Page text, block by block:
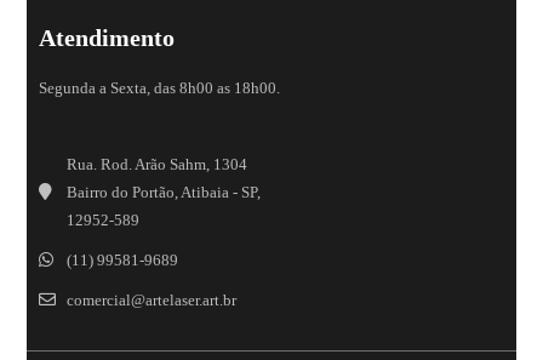
Atendimento
Segunda a Sexta, das 8h00 as 18h00.
Rua. Rod. Arão Sahm, 1304
Bairro do Portão, Atibaia - SP,
12952-589
(11) 99581-9689
comercial@artelaser.art.br